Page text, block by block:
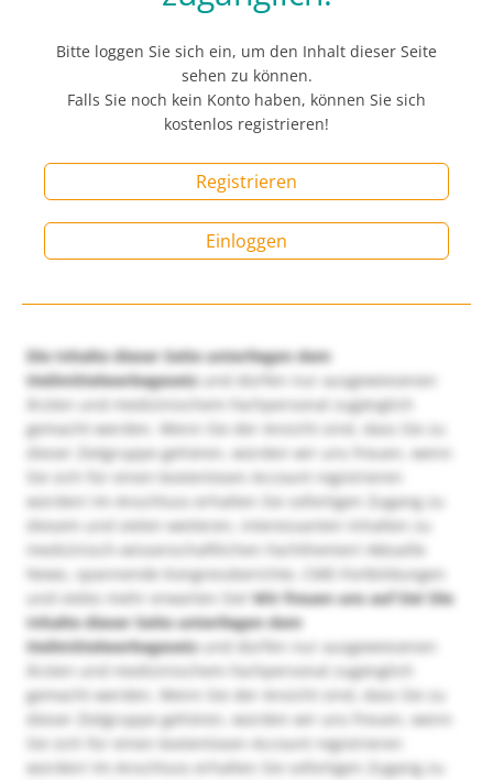
Bitte loggen Sie sich ein, um den Inhalt dieser Seite
sehen zu können.
Falls Sie noch kein Konto haben, können Sie sich
kostenlos registrieren!
Registrieren
Einloggen
Die Inhalte dieser Seite unterliegen dem
Heilmittelwerbegesetzund dürfen nur ausgewiesenen
Ärzten und medizinischem Fachpersonal zugänglich
gemacht werden. Wenn Sie der Ansicht sind, dass Sie zu
dieser Zielgruppe gehören, würden wir uns freuen, wenn
Sie sich für einen kostenlosen Account registrieren
würden! Im Anschluss erhalten Sie sofortigen Zugang zu
diesem und vielen weiteren, interessanten Inhalten zu
medizinisch-wissenschaftlichen Fachthemen! Aktuelle
News, spannende Kongressberichte, CME-Fortbildungen
und vieles mehr erwarten Sie!Wir freuen uns auf Sie! Die
Inhalte dieser Seite unterliegen dem
Heilmittelwerbegesetzund dürfen nur ausgewiesenen
Ärzten und medizinischem Fachpersonal zugänglich
gemacht werden. Wenn Sie der Ansicht sind, dass Sie zu
dieser Zielgruppe gehören, würden wir uns freuen, wenn
Sie sich für einen kostenlosen Account registrieren
würden! Im Anschluss erhalten Sie sofortigen Zugang zu